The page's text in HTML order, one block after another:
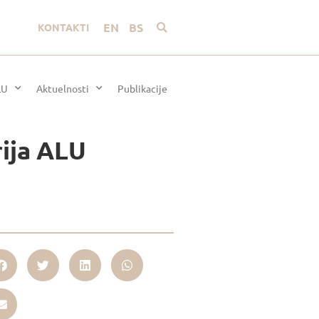
KONTAKTI EN BS
Aktuelnosti Publikacije
ALU